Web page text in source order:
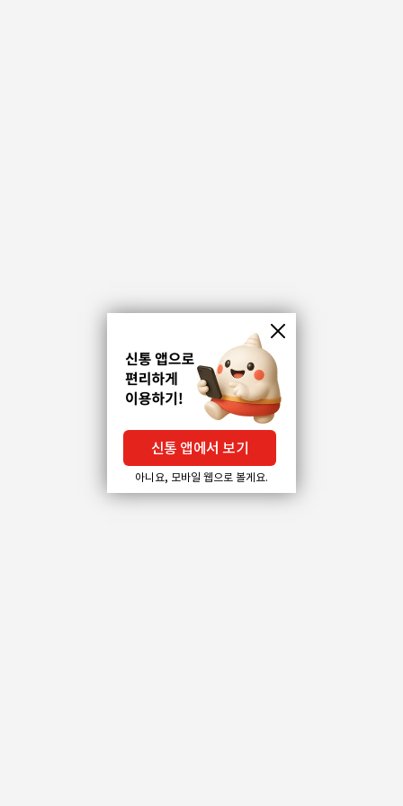
신통 앱에서 보기
아니요, 모바일 웹으로 볼게요.